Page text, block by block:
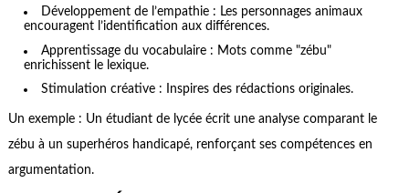
Développement de l’empathie : Les personnages animaux
encouragent l’identification aux différences.
Apprentissage du vocabulaire : Mots comme "zébu"
enrichissent le lexique.
Stimulation créative : Inspires des rédactions originales.
Un exemple : Un étudiant de lycée écrit une analyse comparant le
zébu à un superhéros handicapé, renforçant ses compétences en
argumentation.